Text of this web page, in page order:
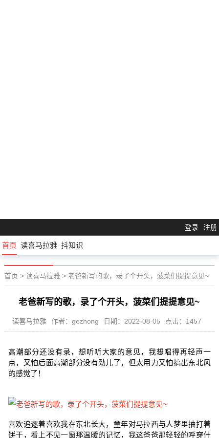
登录 注册
首页 读喜马拉雅 抖知识
首页 > 读喜马拉雅> 老爸新写的歌，录了个开头，菠菜们提提意见~
老爸新写的歌，录了个开头，菠菜们提提意见~
读喜马拉雅 作者：gezhong 日期：2022-08-05 点击：1457
高潮部分还没有录，想听听大家的意见，我想唱得再轻声一
点，又怕后面高潮部分没有劲儿了，但太用力又怕搞出东北风
的感觉了！
喜欢追逐着喜欢我在东北长大，童年对马拉西与人梦里抽打着
饼干，看上不见一窗那温暖的记忆，我这爸爸那轻轻的呼穿什